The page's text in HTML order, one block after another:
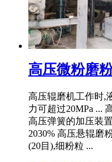
高压微粉磨
高压辊磨机工作时,
力可超过20MPa ...
高压弹簧的加压装
2030% 高压悬辊磨
(20目),细粉粒 ...